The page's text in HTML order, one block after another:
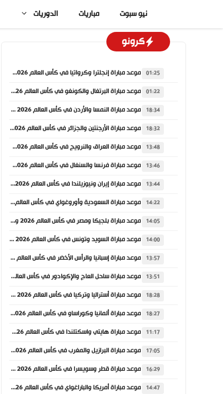
المحتوى
نيو سبوت مباريات الدوريات
كرونو
01:25 موعد مباراة إنجلترا وكرواتيا في كأس العالم 2026 والقنوات الناقلة
01:22 موعد مباراة البرتغال والكونغو في كأس العالم 2026 والقنوات الناقلة
18:34 موعد مباراة النمسا والأردن في كأس العالم 2026 والقنوات الناقلة
18:32 موعد مباراة الأرجنتين والجزائر في كأس العالم 2026 والقنوات الناقلة
13:48 موعد مباراة العراق والنرويج في كأس العالم 2026 والقنوات الناقلة
13:46 موعد مباراة فرنسا والسنغال في كأس العالم 2026 والقنوات الناقلة
13:44 موعد مباراة إيران ونيوزيلندا في كأس العالم 2026 والقنوات الناقلة
14:22 موعد مباراة السعودية وأوروغواي في كأس العالم 2026 والقنوات الناقلة
14:05 موعد مباراة بلجيكا ومصر في كأس العالم 2026 والقنوات الناقلة
14:00 موعد مباراة السويد وتونس في كأس العالم 2026 والقنوات الناقلة
13:57 موعد مباراة إسبانيا والرأس الأخضر في كأس العالم 2026 والقنوات الناقلة
13:51 موعد مباراة ساحل العاج والإكوادور في كأس العالم 2026 والقنوات الناقلة
18:28 موعد مباراة أستراليا وتركيا في كأس العالم 2026 والقنوات الناقلة
18:27 موعد مباراة ألمانيا وكوراساو في كأس العالم 2026 والقنوات الناقلة
11:17 موعد مباراة هايتي واسكتلندا في كأس العالم 2026 والقنوات الناقلة
17:05 موعد مباراة البرازيل والمغرب في كأس العالم 2026 والقنوات الناقلة
16:29 موعد مباراة قطر وسويسرا في كأس العالم 2026 والقنوات الناقلة
14:47 موعد مباراة أمريكا والباراغواي في كأس العالم 2026 والقنوات الناقلة